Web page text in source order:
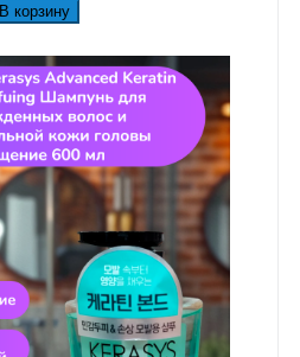
В корзину